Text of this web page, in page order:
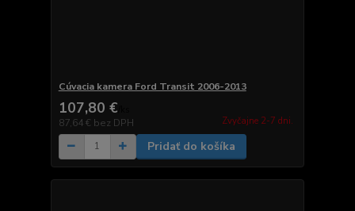
Cúvacia kamera Ford Transit 2006-2013
107,80 €
87,64 € bez DPH Zvyčajne 2-7 dni.
Pridať do košíka